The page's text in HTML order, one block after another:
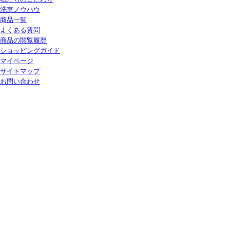
洗車ノウハウ
商品一覧
よくある質問
商品の閲覧履歴
ショッピングガイド
マイページ
サイトマップ
お問い合わせ